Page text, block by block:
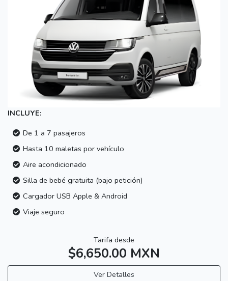
INCLUYE:
De 1 a 7 pasajeros
Hasta 10 maletas por vehículo
Aire acondicionado
Silla de bebé gratuita (bajo petición)
Cargador USB Apple & Android
Viaje seguro
Tarifa desde
$6,650.00 MXN
Ver Detalles